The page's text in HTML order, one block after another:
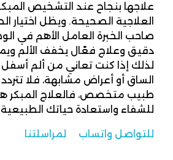
علاجها بنجاح عند التشخيص
العلاجية الصحيحة. ويظل
صاحب الخبرة العامل الأهم في
دقيق وعلاج فعّال يخفف الألم
لذلك إذا كنت تعاني من ألم أسفل
الساق أو أعراض مشابهة، فلا
طبيب متخصص، فالعلاج المبكر
للشفاء واستعادة حياتك الطبيعية
للتواصل واتساب لمراسلتنا